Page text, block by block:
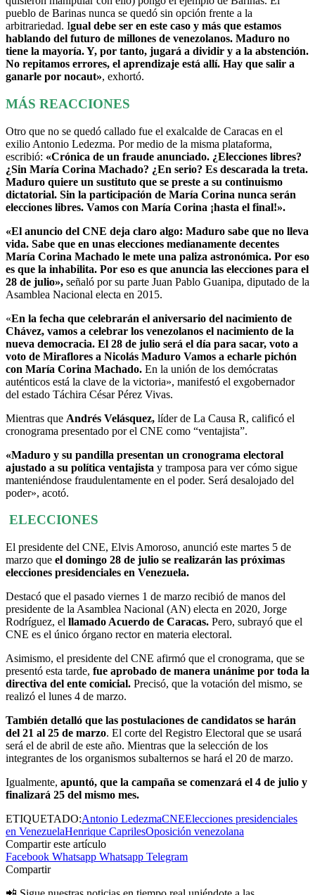
pueblo de Barinas nunca se quedó sin opción frente a la
arbitrariedad. Igual debe ser en este caso y más que estamos
hablando del futuro de millones de venezolanos. Maduro no
tiene la mayoría. Y, por tanto, jugará a dividir y a la abstención.
No repitamos errores, el aprendizaje está allí. Hay que salir a
ganarle por nocaut», exhortó.
MÁS REACCIONES
Otro que no se quedó callado fue el exalcalde de Caracas en el
exilio Antonio Ledezma. Por medio de la misma plataforma,
escribió: «Crónica de un fraude anunciado. ¿Elecciones libres?
¿Sin María Corina Machado? ¿En serio? Es descarada la treta.
Maduro quiere un sustituto que se preste a su continuismo
dictatorial. Sin la participación de María Corina nunca serán
elecciones libres. Vamos con María Corina ¡hasta el final!».
«El anuncio del CNE deja claro algo: Maduro sabe que no lleva
vida. Sabe que en unas elecciones medianamente decentes
María Corina Machado le mete una paliza astronómica. Por eso
es que la inhabilita. Por eso es que anuncia las elecciones para el
28 de julio», señaló por su parte Juan Pablo Guanipa, diputado de la
Asamblea Nacional electa en 2015.
«En la fecha que celebrarán el aniversario del nacimiento de
Chávez, vamos a celebrar los venezolanos el nacimiento de la
nueva democracia. El 28 de julio será el día para sacar, voto a
voto de Miraflores a Nicolás Maduro Vamos a echarle pichón
con María Corina Machado. En la unión de los demócratas
auténticos está la clave de la victoria», manifestó el exgobernador
del estado Táchira César Pérez Vivas.
Mientras que Andrés Velásquez, líder de La Causa R, calificó el
cronograma presentado por el CNE como “ventajista”.
«Maduro y su pandilla presentan un cronograma electoral
ajustado a su política ventajista y tramposa para ver cómo sigue
manteniéndose fraudulentamente en el poder. Será desalojado del
poder», acotó.
ELECCIONES
El presidente del CNE, Elvis Amoroso, anunció este martes 5 de
marzo que el domingo 28 de julio se realizarán las próximas
elecciones presidenciales en Venezuela.
Destacó que el pasado viernes 1 de marzo recibió de manos del
presidente de la Asamblea Nacional (AN) electa en 2020, Jorge
Rodríguez, el llamado Acuerdo de Caracas. Pero, subrayó que el
CNE es el único órgano rector en materia electoral.
Asimismo, el presidente del CNE afirmó que el cronograma, que se
presentó esta tarde, fue aprobado de manera unánime por toda la
directiva del ente comicial. Precisó, que la votación del mismo, se
realizó el lunes 4 de marzo.
También detalló que las postulaciones de candidatos se harán
del 21 al 25 de marzo. El corte del Registro Electoral que se usará
será el de abril de este año. Mientras que la selección de los
integrantes de los organismos subalternos se hará el 20 de marzo.
Igualmente, apuntó, que la campaña se comenzará el 4 de julio y
finalizará 25 del mismo mes.
ETIQUETADO:Antonio LedezmaCNEElecciones presidenciales
en VenezuelaHenrique CaprilesOposición venezolana
Compartir este artículo
Facebook Whatsapp Whatsapp Telegram
Compartir